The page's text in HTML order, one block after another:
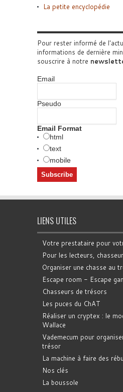
La petite encyclopédie
Pour rester informé de
informations de dernière
souscrire à notre
Email
Pseudo
Email Format
html
text
mobile
LIENS UTILES
Votre prestataire pour
Pour les lecteurs,
Organiser une chasse au
Escape room - Escape
Chasseurs de trésors
Les puces du ChAT
Réaliser un cryptex : le
Wallace
Vademecum pour
trésor
La machine à faire des
Nos clés
La boussole